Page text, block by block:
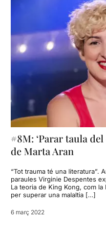
#8M: ‘Parar taula
de Marta Aran
“Tot trauma té una literatura”.
paraules Virginie Despentes
La teoria de King Kong, com
per superar una malaltia […]
6 març 2022